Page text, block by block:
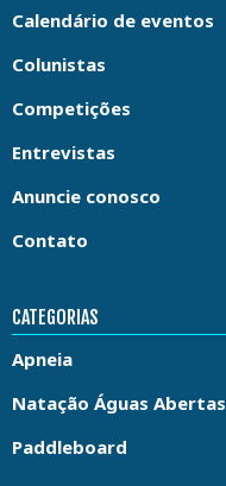
Calendário de eventos
Colunistas
Competições
Entrevistas
Anuncie conosco
Contato
CATEGORIAS
Apneia
Natação Águas Abertas
Paddleboard